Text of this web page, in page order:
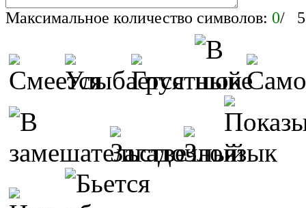
Максимальное количество символов: 0/